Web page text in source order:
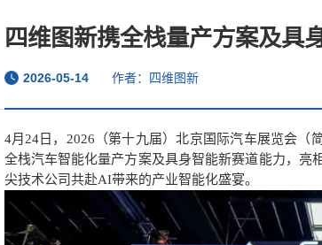
四维图新携全栈量产方案及具
2026-05-14 作者：四维图新
4月24日，2026（第十九届）北京国际汽车展览会（
全栈汽车智能化量产方案及具身智能新赛道能力，
尖技术公司共赴AI带来的产业智能化盛宴。